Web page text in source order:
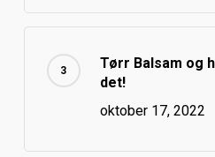
Tørr Balsam og
det!
oktober 17, 2022